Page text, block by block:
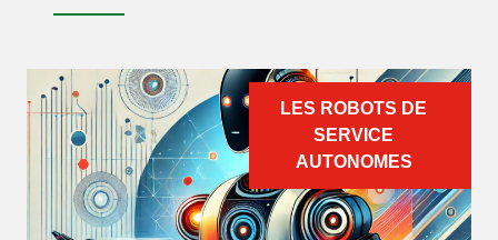
LES ROBOTS DE
SERVICE
AUTONOMES